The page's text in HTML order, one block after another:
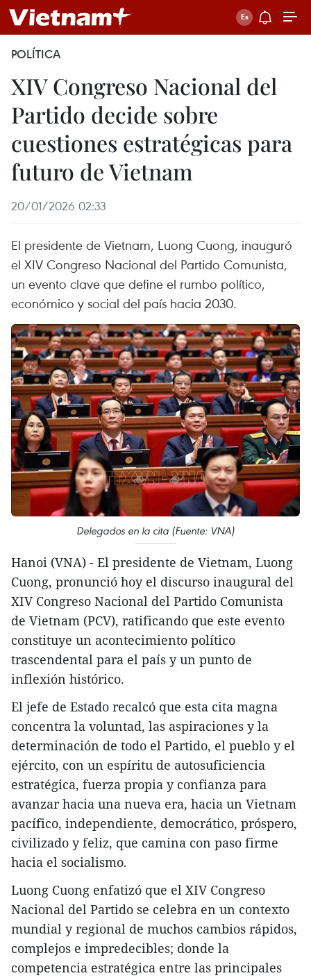
POLÍTICA
XIV Congreso Nacional del
Partido decide sobre
cuestiones estratégicas para
futuro de Vietnam
20/01/2026 02:33
El presidente de Vietnam, Luong Cuong, inauguró
el XIV Congreso Nacional del Partido Comunista,
un evento clave que define el rumbo político,
económico y social del país hacia 2030.
Delegados en la cita (Fuente: VNA)
Hanoi (VNA) - El presidente de Vietnam, Luong
Cuong, pronunció hoy el discurso inaugural del
XIV Congreso Nacional del Partido Comunista
de Vietnam (PCV), ratificando que este evento
constituye un acontecimiento político
trascendental para el país y un punto de
inflexión histórico.
El jefe de Estado recalcó que esta cita magna
concentra la voluntad, las aspiraciones y la
determinación de todo el Partido, el pueblo y el
ejército, con un espíritu de autosuficiencia
estratégica, fuerza propia y confianza para
avanzar hacia una nueva era, hacia un Vietnam
pacífico, independiente, democrático, próspero,
civilizado y feliz, que camina con paso firme
hacia el socialismo.
Luong Cuong enfatizó que el XIV Congreso
Nacional del Partido se celebra en un contexto
mundial y regional de muchos cambios rápidos,
complejos e impredecibles; donde la
competencia estratégica entre las principales